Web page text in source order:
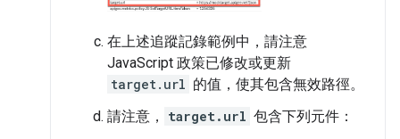
在上述追蹤記錄範例中，請注意
JavaScript 政策已修改或更新
target.url 的值，使其包含無效路徑。
請注意，
target.url 包含下列元件：